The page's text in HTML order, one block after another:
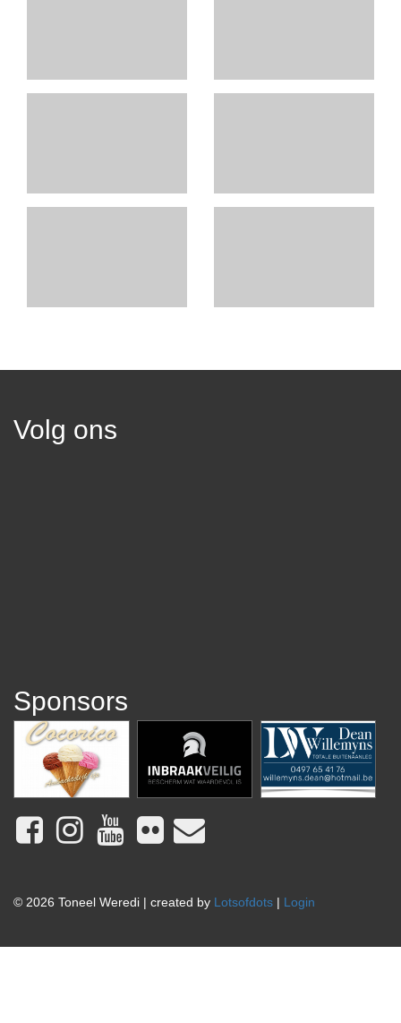
Volg ons
Sponsors
© 2026 Toneel Weredi | created by Lotsofdots | Login